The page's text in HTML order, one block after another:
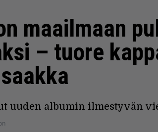
maailmaan
– tuore
uuden albumin ilmestyvän